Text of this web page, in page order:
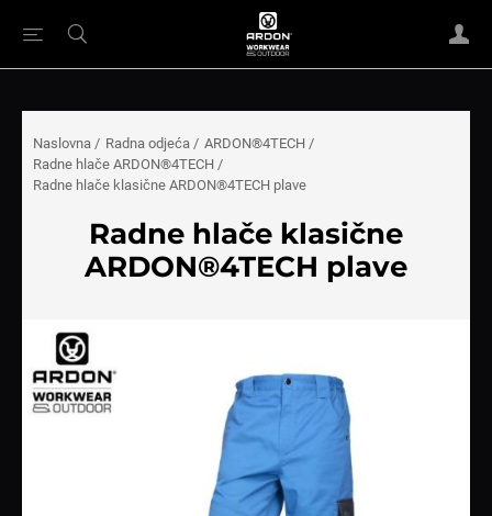
Naslovna / Radna odjeća / ARDON®4TECH /
Radne hlače ARDON®4TECH /
Radne hlače klasične ARDON®4TECH plave
Radne hlače klasične
ARDON®4TECH plave